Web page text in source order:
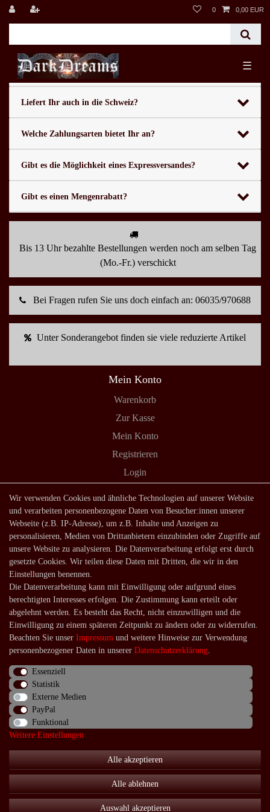
0 0,00 EUR
☰
Kann ich bei Euch vorbeikommen um die Kleidung
anzuprobieren?
Liefert Ihr auch in die Schweiz?
Welche Zahlungsarten bietet Ihr an?
Gibt es die Möglichkeit eines Expressversandes?
Gibt es einen Mengenrabatt?
Bis 13 Uhr bezahlte Bestellungen werden noch am selben Tag
(Mo.-Fr.) verschickt
Bei Fragen rufen Sie uns doch einfach an: 06035/970688
Unter Sonderangebot finden sie viele reduzierte Artikel
Mein Konto
Warenkorb
Zur Kasse
Mein Konto
Registrieren
Login
Shop
Lagerverkauf
Zahlungsarten
Versandarten und -kosten
Service
Kontakt
Häufige Fragen
Über uns
Impressum
Widerrufs­recht
Wir verwenden Cookies und ähnliche Technologien auf unserer Website
und verarbeiten personenbezogene Daten von Besucher:innen unserer
Webseite (z.B. IP-Adresse), um z.B. Inhalte und Anzeigen zu
personalisieren, Medien von Drittanbietern einzubinden oder Zugriffe auf
unsere Website zu analysieren. Die Datenverarbeitung erfolgt erst durch
gesetzte Cookies. Wir teilen diese Daten mit Dritten, die wir in den
Einstellungen benennen.
Die Datenverarbeitung kann mit Einwilligung oder aufgrund eines
berechtigten Interesses erfolgen. Die Zustimmung kann erteilt oder
abgelehnt werden. Es besteht das Recht, nicht einzuwilligen und die
Einwilligung zu einem späteren Zeitpunkt zu ändern oder zu widerrufen.
Beachten Sie unser Impressum und weitere Hinweise zur Verwendung
personenbezogener Daten in unserer Daten­schutz­erklärung.
Essenziell
Statistik
Externe Medien
PayPal
Funktional
Weitere Einstellungen
Alle akzeptieren
Alle ablehnen
Auswahl akzeptieren